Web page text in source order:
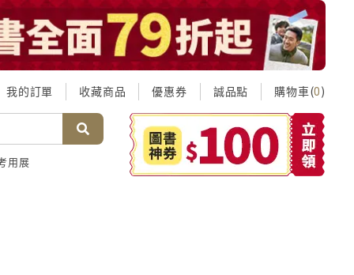
我的訂單 收藏商品 優惠券 誠品點 購物車(0)
用展